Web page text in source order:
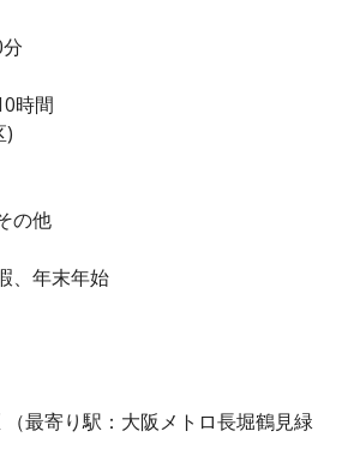
時間
)
の他
、年末年始
最寄り駅：大阪メトロ長堀鶴見緑